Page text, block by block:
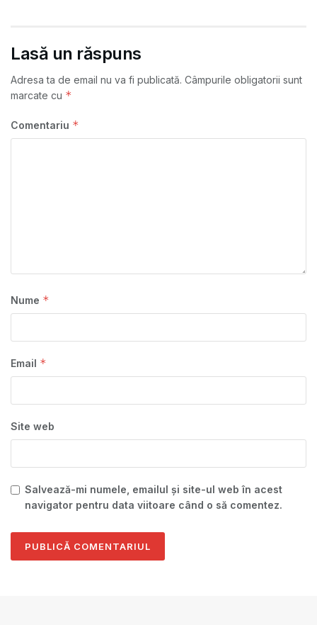
Lasă un răspuns
Adresa ta de email nu va fi publicată. Câmpurile obligatorii sunt
marcate cu *
Comentariu *
Nume *
Email *
Site web
Salvează-mi numele, emailul și site-ul web în acest
navigator pentru data viitoare când o să comentez.